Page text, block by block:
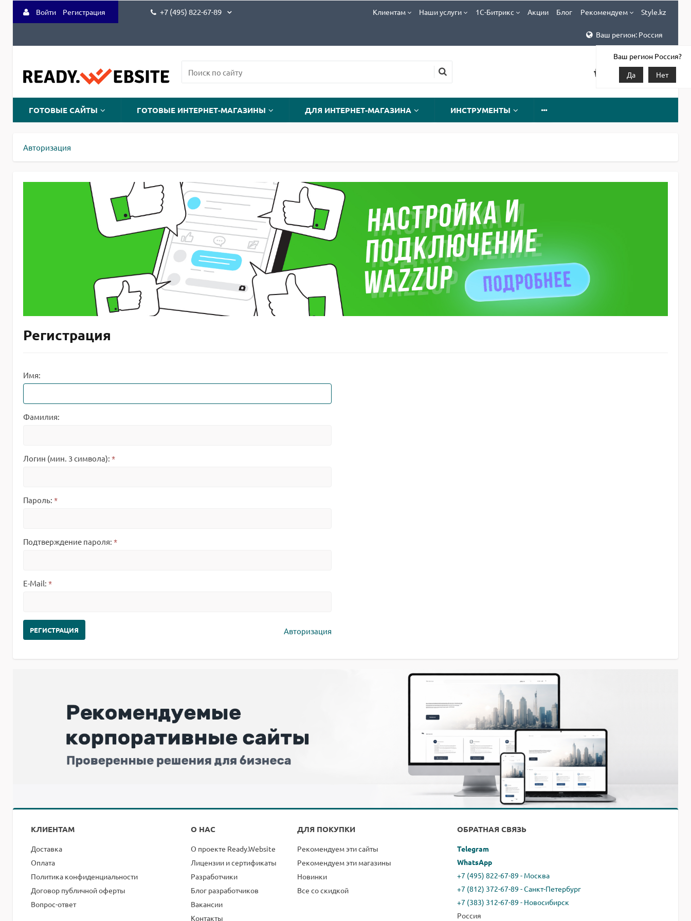
Войти Регистрация +7 (495) 822-67-89 Клиентам Наши услуги 1С-Битрикс Акции Блог Рекомендуем Style.kz
Ваш регион: Россия
Ваш регион Россия?
Да
Нет
ГОТОВЫЕ САЙТЫ ГОТОВЫЕ ИНТЕРНЕТ-МАГАЗИНЫ ДЛЯ ИНТЕРНЕТ-МАГАЗИНА ИНСТРУМЕНТЫ
Авторизация
Регистрация
Имя:
Фамилия:
Логин (мин. 3 символа): *
Пароль: *
Подтверждение пароля: *
E-Mail: *
Авторизация
КЛИЕНТАМ О НАС ДЛЯ ПОКУПКИ ОБРАТНАЯ СВЯЗЬ
Доставка
Оплата
Политика конфиденциальности
Договор публичной оферты
Вопрос-ответ
О проекте Ready.Website
Лицензии и сертификаты
Разработчики
Блог разработчиков
Вакансии
Контакты
Рекомендуем эти сайты
Рекомендуем эти магазины
Новинки
Все со скидкой
Telegram
WhatsApp
+7 (495) 822-67-89 - Москва
+7 (812) 372-67-89 - Санкт-Петербург
+7 (383) 312-67-89 - Новосибирск
Россия